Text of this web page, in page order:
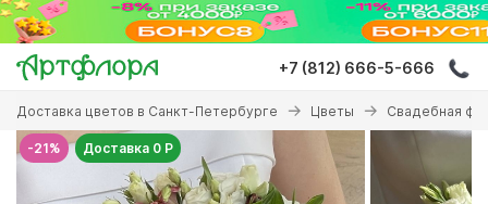
Перейти
основному
содержанию
+7 (812) 666-5-666
Вы
здесь
Доставка цветов в Санкт-Петербурге Цветы Свадебная
-21% Доставка 0 Р